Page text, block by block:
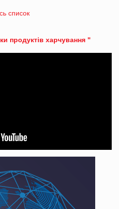
список
продуктів харчування "